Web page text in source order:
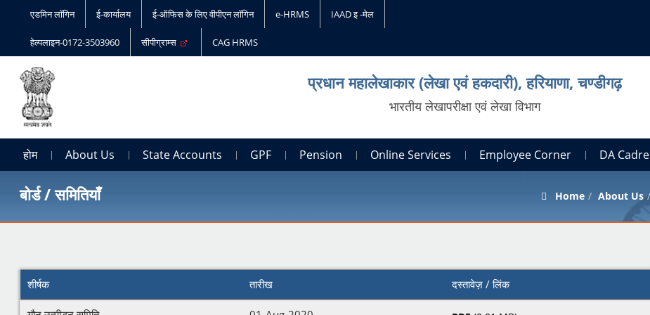
एडमिन लॉगिन ई-कार्यालय ई-ऑफिस के लिए वीपीएन लॉगिन e-HRMS IAAD इ -मेल
हेल्पलाइन-0172-3503960 सीपीग्राम्स CAG HRMS
प्रधान महालेखाकार (लेखा एवं हकदारी), हरियाणा, चण्‍डीगढ़
भारतीय लेखापरीक्षा एवं लेखा विभाग
होम About Us State Accounts GPF Pension Online Services Employee Corner DA Cadre
बोर्ड / समितियाँ Home About Us
शीर्षक तारीख दस्तावेज़ / लिंक